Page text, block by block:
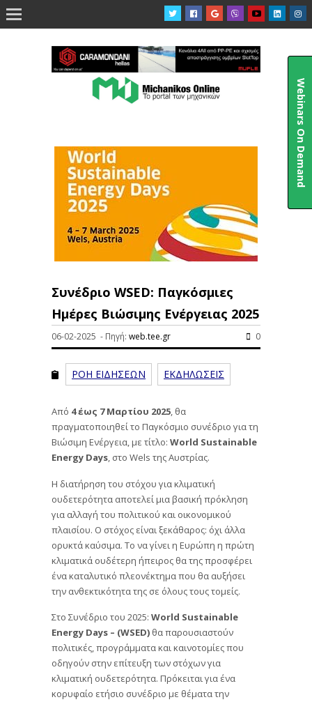

Συνέδριο WSED: Παγκόσμιες
Ημέρες Βιώσιμης Ενέργειας 2025
06-02-2025 - Πηγή: web.tee.gr 0
ΡΟΗ ΕΙΔΗΣΕΩΝ ΕΚΔΗΛΩΣΕΙΣ
Από 4 έως 7 Μαρτίου 2025, θα
πραγματοποιηθεί το Παγκόσμιο συνέδριο για τη
Βιώσιμη Ενέργεια, με τίτλο: World Sustainable
Energy Days, στο Wels της Αυστρίας.
Η διατήρηση του στόχου για κλιματική
ουδετερότητα αποτελεί μια βασική πρόκληση
για αλλαγή του πολιτικού και οικονομικού
πλαισίου. Ο στόχος είναι ξεκάθαρος: όχι άλλα
ορυκτά καύσιμα. Το να γίνει η Ευρώπη η πρώτη
κλιματικά ουδέτερη ήπειρος θα της προσφέρει
ένα καταλυτικό πλεονέκτημα που θα αυξήσει
την ανθεκτικότητα της σε όλους τους τομείς.
Στο Συνέδριο του 2025: World Sustainable
Energy Days – (WSED) θα παρουσιαστούν
πολιτικές, προγράμματα και καινοτομίες που
οδηγούν στην επίτευξη των στόχων για
κλιματική ουδετερότητα. Πρόκειται για ένα
κορυφαίο ετήσιο συνέδριο με θέματα την
Webinars On Demand